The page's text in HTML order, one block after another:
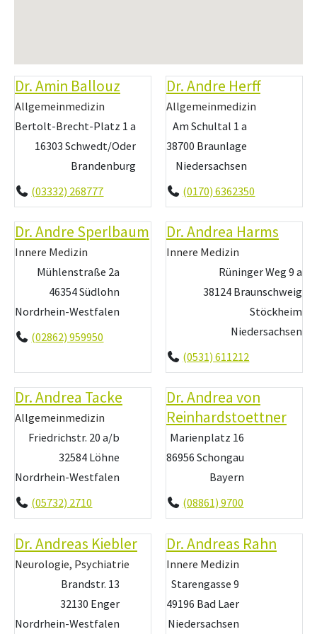
Dr. Amin Ballouz
Allgemeinmedizin
Bertolt-Brecht-Platz 1 a
16303 Schwedt/Oder
Brandenburg
(03332) 268777
Dr. Andre Herff
Allgemeinmedizin
Am Schultal 1 a
38700 Braunlage
Niedersachsen
(0170) 6362350
Dr. Andre Sperlbaum
Innere Medizin
Mühlenstraße 2a
46354 Südlohn
Nordrhein-Westfalen
(02862) 959950
Dr. Andrea Harms
Innere Medizin
Rüninger Weg 9 a
38124 Braunschweig
Stöckheim
Niedersachsen
(0531) 611212
Dr. Andrea Tacke
Allgemeinmedizin
Friedrichstr. 20 a/b
32584 Löhne
Nordrhein-Westfalen
(05732) 2710
Dr. Andrea von
Reinhardstoettner
Marienplatz 16
86956 Schongau
Bayern
(08861) 9700
Dr. Andreas Kiebler
Neurologie, Psychiatrie
Brandstr. 13
32130 Enger
Nordrhein-Westfalen
Dr. Andreas Rahn
Innere Medizin
Starengasse 9
49196 Bad Laer
Niedersachsen